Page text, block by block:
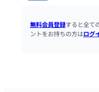
無料会員登録すると全て
ントをお持ちの方はログ